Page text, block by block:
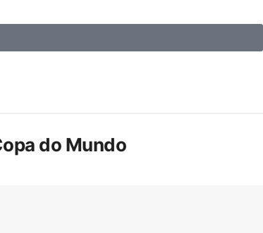
do Mundo